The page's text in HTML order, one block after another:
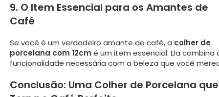
9. O Item Essencial para os Amantes de
Café
Se você é um verdadeiro amante de café, a colher de
porcelana com 12cm é um item essencial. Ela combina
funcionalidade necessária com a beleza que você
Conclusão: Uma Colher de Porcelana que